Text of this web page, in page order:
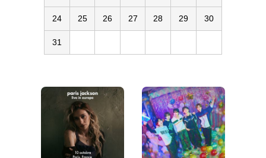
24 25 26 27 28 29 30
31